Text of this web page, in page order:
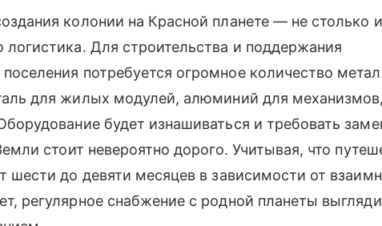
колонии на Красной планете — не столько
логистика. Для строительства и поддержания
потребуется огромное количество
для жилых модулей, алюминий для
будет изнашиваться и требовать
стоит невероятно дорого. Учитывая, что
шести до девяти месяцев в зависимости от
регулярное снабжение с родной планеты